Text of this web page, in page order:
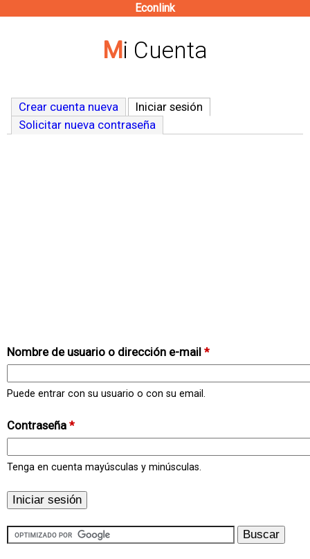
contenido
Econlink
Mi Cuenta
Crear cuenta nueva Iniciar sesión
Solicitar nueva contraseña
Nombre de usuario o dirección e-mail *
Puede entrar con su usuario o con su email.
Contraseña *
Tenga en cuenta mayúsculas y minúsculas.